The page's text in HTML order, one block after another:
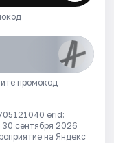
промокод
erid:
30 сентября 2026
на Яндекс